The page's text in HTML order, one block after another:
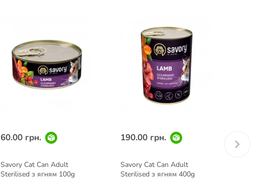
60.00 грн.
Savory Cat Can Adult
Sterilised з ягням 100g
190.00 грн.
Savory Cat Can Adult
Sterilised з ягням 400g